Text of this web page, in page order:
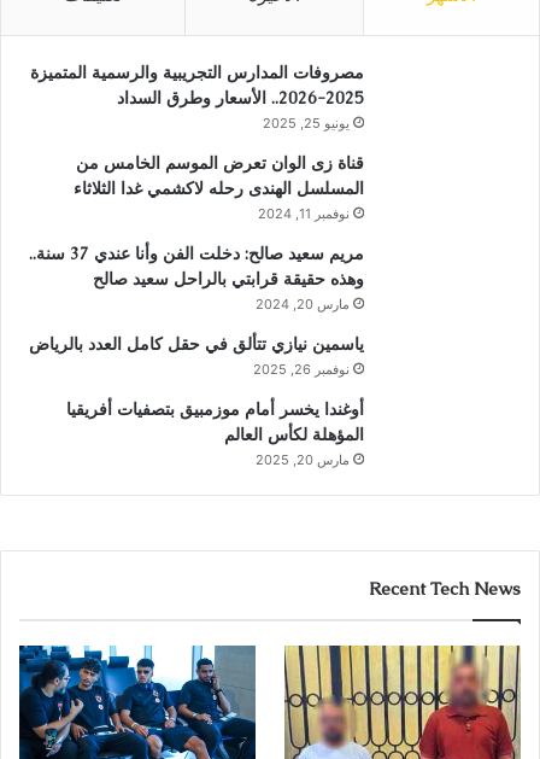
مصروفات المدارس التجريبية والرسمية المتميزة
2025-2026.. الأسعار وطرق السداد
يونيو 25, 2025
قناة زى الوان تعرض الموسم الخامس من
المسلسل الهندى رحله لاكشمي غدا الثلاثاء
نوفمبر 11, 2024
مريم سعيد صالح: دخلت الفن وأنا عندي 37 سنة..
وهذه حقيقة قرابتي بالراحل سعيد صالح
مارس 20, 2024
ياسمين نيازي تتألق في حقل كامل العدد بالرياض
نوفمبر 26, 2025
أوغندا يخسر أمام موزمبيق بتصفيات أفريقيا
المؤهلة لكأس العالم
مارس 20, 2025
Recent Tech News